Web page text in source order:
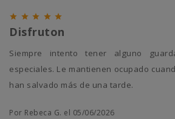
    
Disfruton
Siempre intento tener alguno guardado para ocasiones
especiales. Le mantienen ocupado
han salvado más de una tarde.
Por Rebeca G. el 05/06/2026